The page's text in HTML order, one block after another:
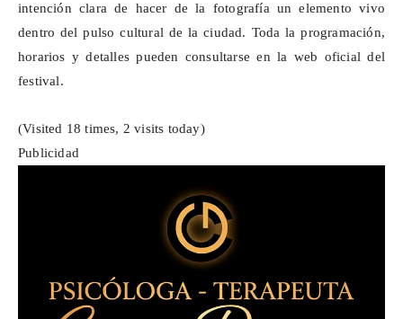
intención clara de hacer de la fotografía un elemento vivo
dentro del pulso cultural de la ciudad. Toda la programación,
horarios y detalles pueden consultarse en la web oficial del
festival.
(Visited 18 times, 2 visits today)
Publicidad